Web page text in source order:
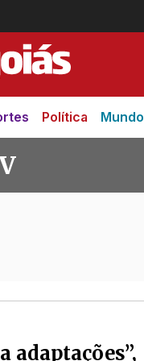
Política Mundo
adaptações”,